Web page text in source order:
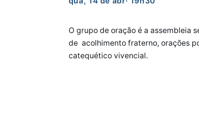
O grupo de oração é a assembleia
de acolhimento fraterno, orações
catequético vivencial.